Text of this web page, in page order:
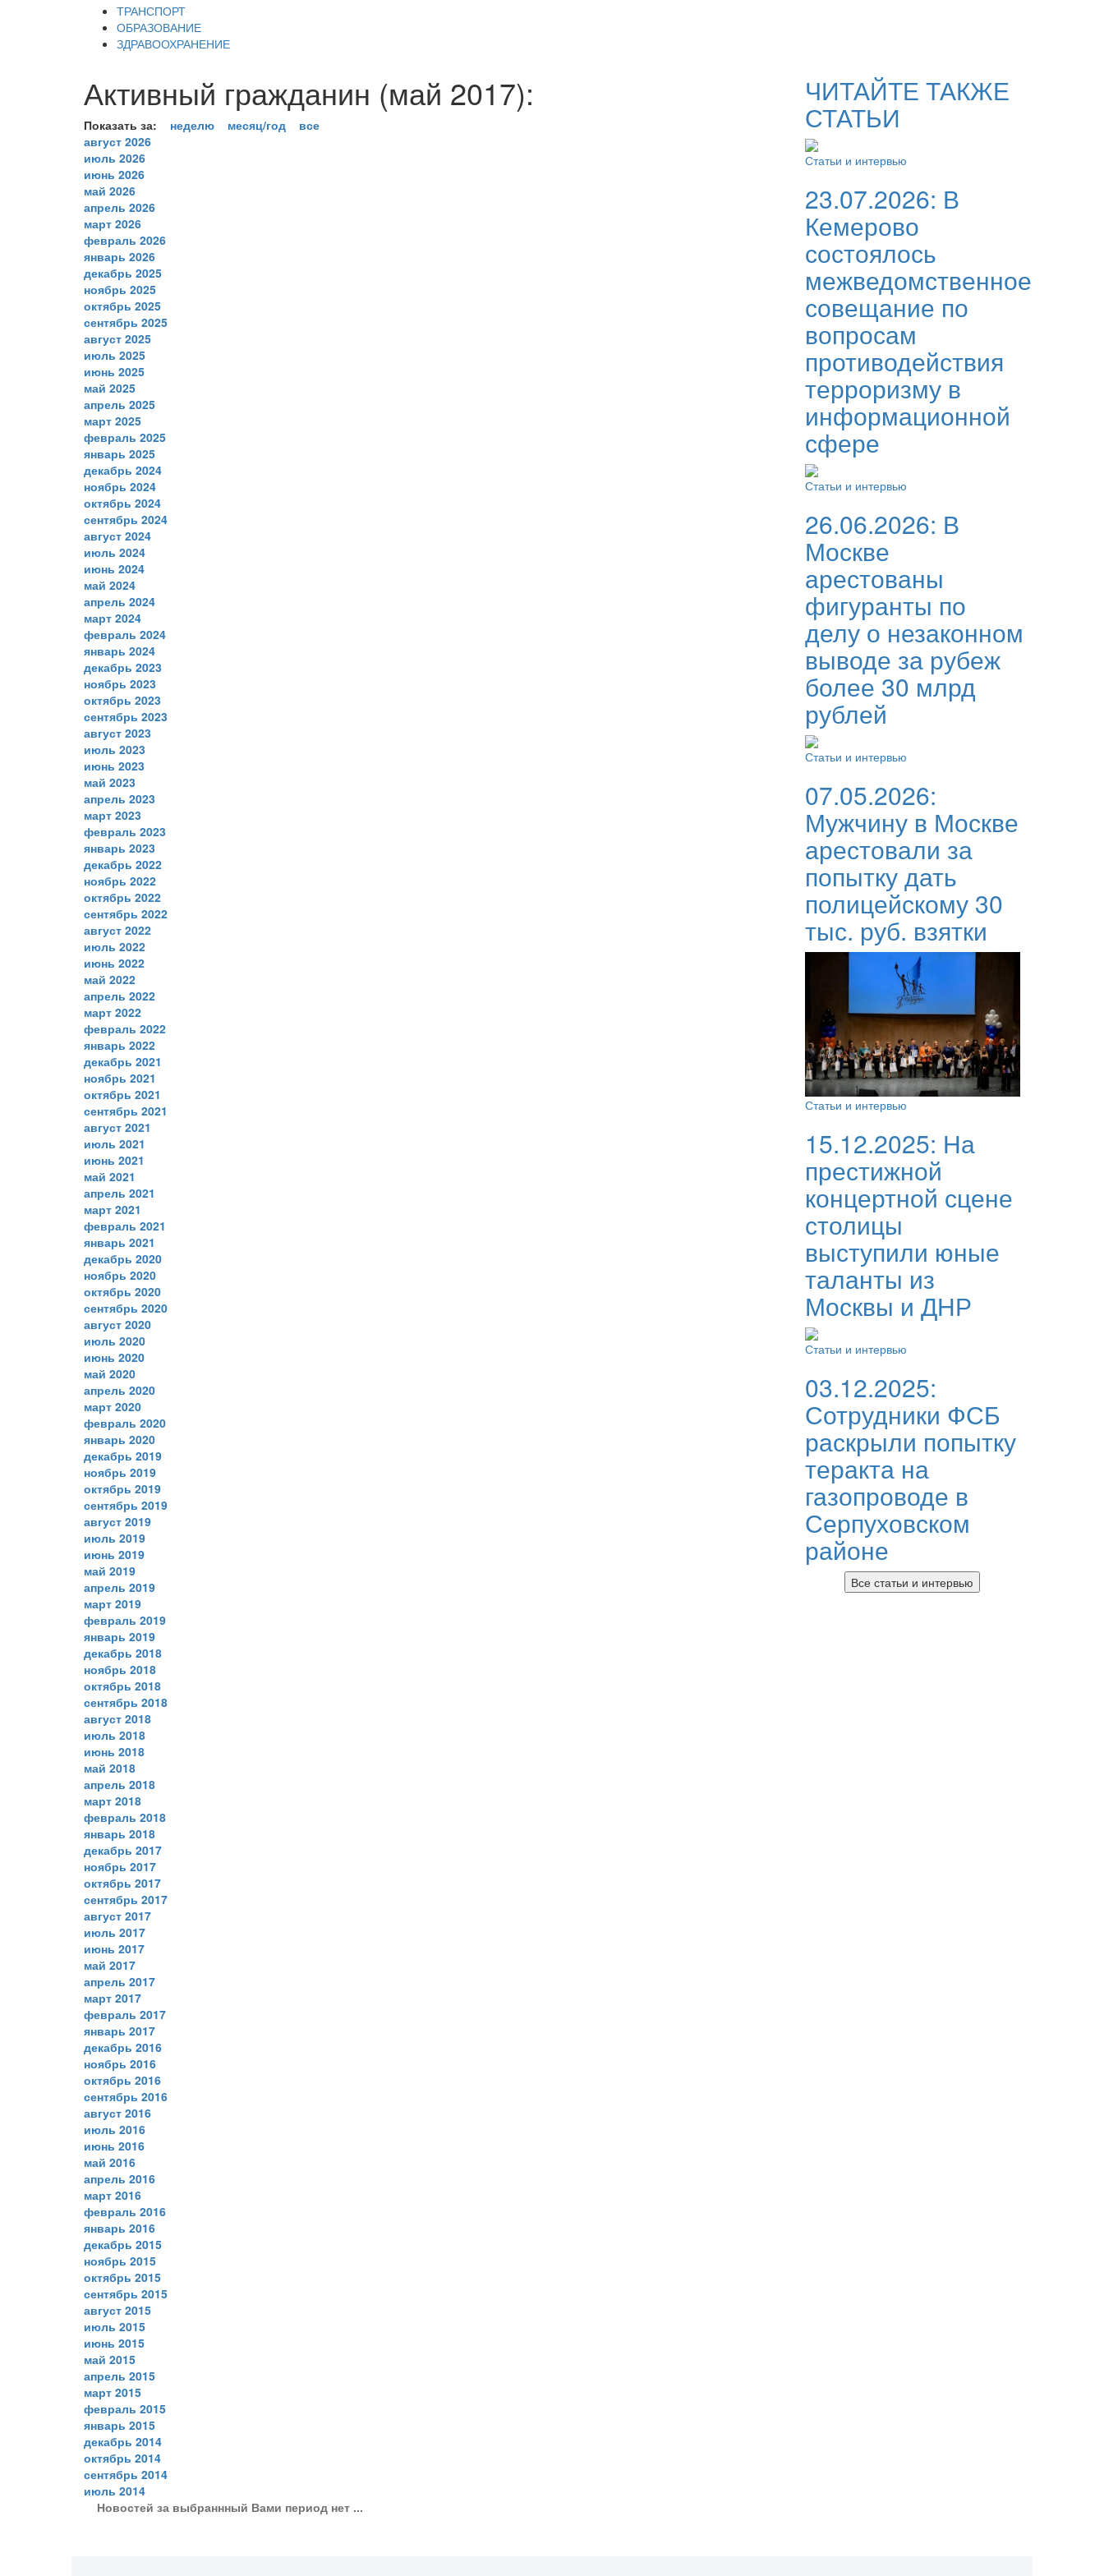
ТРАНСПОРТ
ОБРАЗОВАНИЕ
ЗДРАВООХРАНЕНИЕ
Активный гражданин (май 2017):
Показать за: неделю месяц/год
все
август 2026
июль 2026
июнь 2026
май 2026
апрель 2026
март 2026
февраль 2026
январь 2026
декабрь 2025
ноябрь 2025
октябрь 2025
сентябрь 2025
август 2025
июль 2025
июнь 2025
май 2025
апрель 2025
март 2025
февраль 2025
январь 2025
декабрь 2024
ноябрь 2024
октябрь 2024
сентябрь 2024
август 2024
июль 2024
июнь 2024
май 2024
апрель 2024
март 2024
февраль 2024
январь 2024
декабрь 2023
ноябрь 2023
октябрь 2023
сентябрь 2023
август 2023
июль 2023
июнь 2023
май 2023
апрель 2023
март 2023
февраль 2023
январь 2023
декабрь 2022
ноябрь 2022
октябрь 2022
сентябрь 2022
август 2022
июль 2022
июнь 2022
май 2022
апрель 2022
март 2022
февраль 2022
январь 2022
декабрь 2021
ноябрь 2021
октябрь 2021
сентябрь 2021
август 2021
июль 2021
июнь 2021
май 2021
апрель 2021
март 2021
февраль 2021
январь 2021
декабрь 2020
ноябрь 2020
октябрь 2020
сентябрь 2020
август 2020
июль 2020
июнь 2020
май 2020
апрель 2020
март 2020
февраль 2020
январь 2020
декабрь 2019
ноябрь 2019
октябрь 2019
сентябрь 2019
август 2019
июль 2019
июнь 2019
май 2019
апрель 2019
март 2019
февраль 2019
январь 2019
декабрь 2018
ноябрь 2018
октябрь 2018
сентябрь 2018
август 2018
июль 2018
июнь 2018
май 2018
апрель 2018
март 2018
февраль 2018
январь 2018
декабрь 2017
ноябрь 2017
октябрь 2017
сентябрь 2017
август 2017
июль 2017
июнь 2017
май 2017
апрель 2017
март 2017
февраль 2017
январь 2017
декабрь 2016
ноябрь 2016
октябрь 2016
сентябрь 2016
август 2016
июль 2016
июнь 2016
май 2016
апрель 2016
март 2016
февраль 2016
январь 2016
декабрь 2015
ноябрь 2015
октябрь 2015
сентябрь 2015
август 2015
июль 2015
июнь 2015
май 2015
апрель 2015
март 2015
февраль 2015
январь 2015
декабрь 2014
октябрь 2014
сентябрь 2014
июль 2014
Новостей за выбраннный Вами период нет ...
ЧИТАЙТЕ ТАКЖЕ
СТАТЬИ
Статьи и интервью
23.07.2026: В
Кемерово
состоялось
межведомственное
совещание по
вопросам
противодействия
терроризму в
информационной
сфере
Статьи и интервью
26.06.2026: В
Москве
арестованы
фигуранты по
делу о незаконном
выводе за рубеж
более 30 млрд
рублей
Статьи и интервью
07.05.2026:
Мужчину в Москве
арестовали за
попытку дать
полицейскому 30
тыс. руб. взятки
Статьи и интервью
15.12.2025: На
престижной
концертной сцене
столицы
выступили юные
таланты из
Москвы и ДНР
Статьи и интервью
03.12.2025:
Сотрудники ФСБ
раскрыли попытку
теракта на
газопроводе в
Серпуховском
районе
Все статьи и интервью